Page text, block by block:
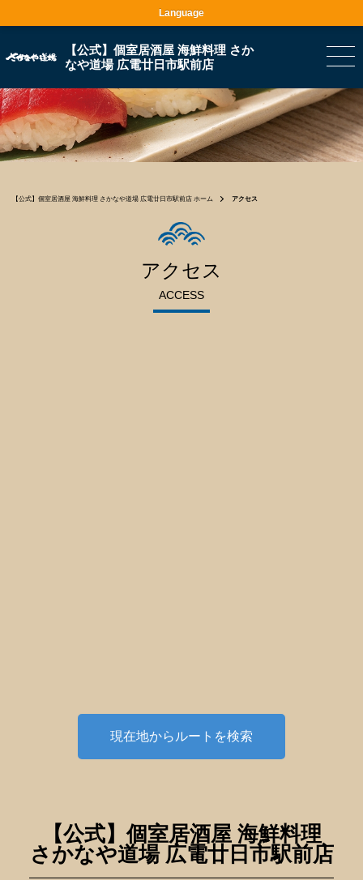
【公式】個室居酒屋 海鮮料理 さか
なや道場 広電廿日市駅前店
【公式】個室居酒屋 海鮮料理 さかなや道場 広電廿日市駅前店 ホーム アクセス
アクセス
ACCESS
現在地からルートを検索
【公式】個室居酒屋 海鮮料理
さかなや道場 広電廿日市駅前店
Language